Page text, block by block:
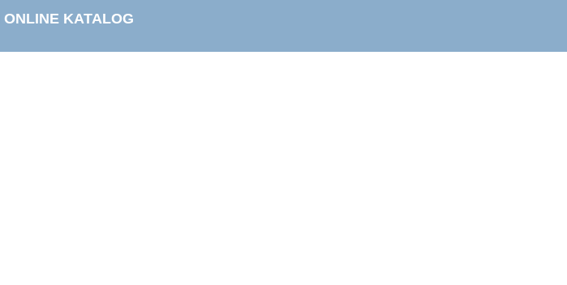
ONLINE KATALOG